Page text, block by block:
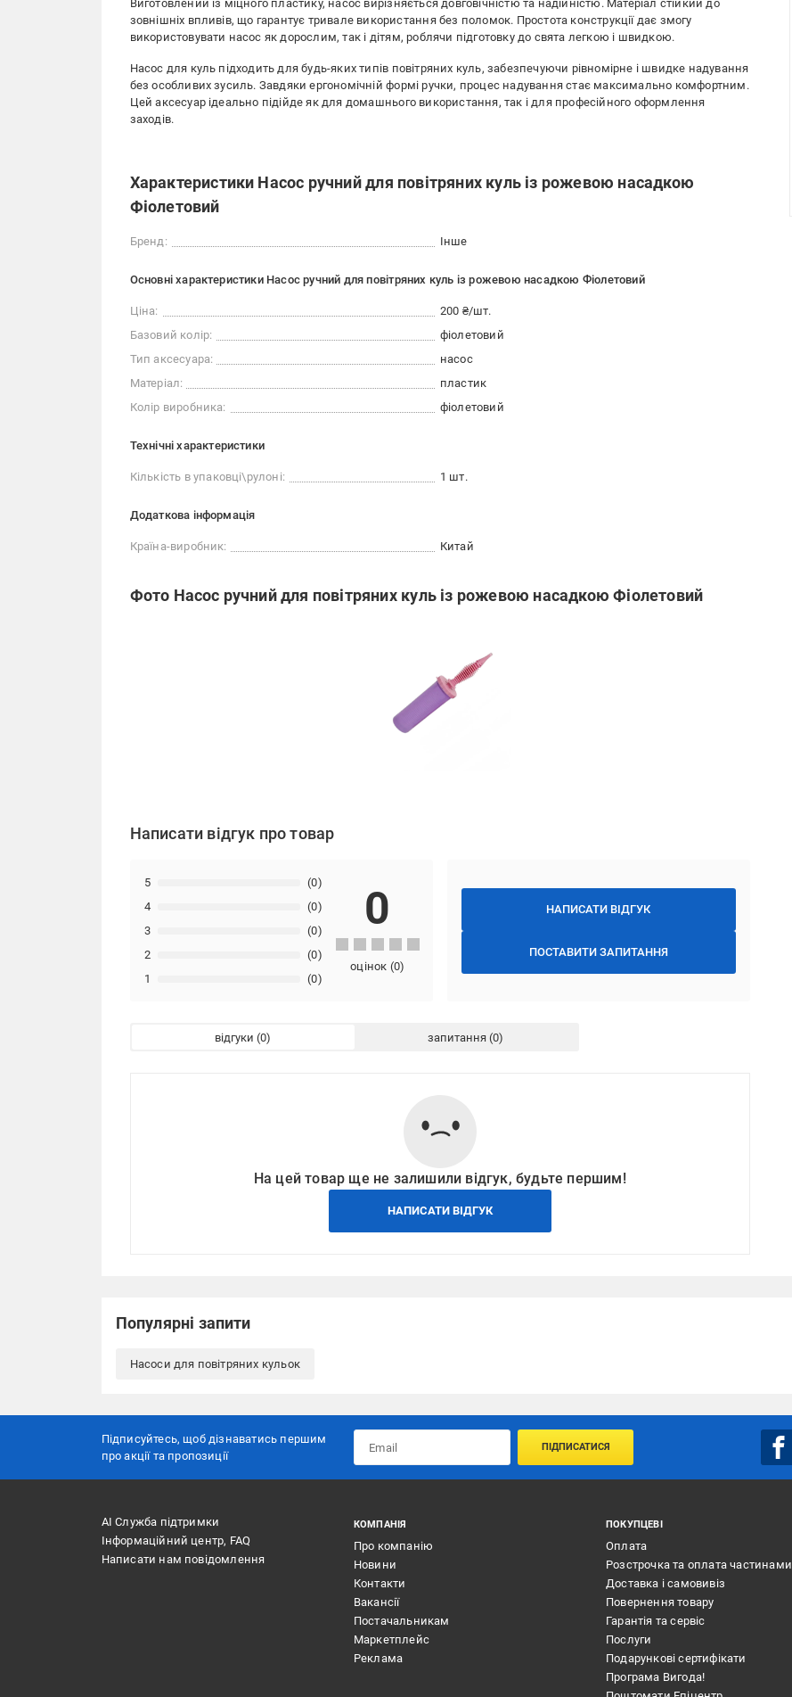
Виготовлений із міцного пластику, насос вирізняється довговічністю та надійністю. Матеріал стійкий до
зовнішніх впливів, що гарантує тривале використання без поломок. Простота конструкції дає змогу
використовувати насос як дорослим, так і дітям, роблячи підготовку до свята легкою і швидкою.
Насос для куль підходить для будь-яких типів повітряних куль, забезпечуючи рівномірне і швидке надування
без особливих зусиль. Завдяки ергономічній формі ручки, процес надування стає максимально комфортним.
Цей аксесуар ідеально підійде як для домашнього використання, так і для професійного оформлення
заходів.
Характеристики Насос ручний для повітряних куль із рожевою насадкою
Фіолетовий
Бренд: Інше
Основні характеристики Насос ручний для повітряних куль із рожевою насадкою Фіолетовий
Ціна:
200 ₴/шт.
Базовий колір:
фіолетовий
Тип аксесуара:
насос
Матеріал:
пластик
Колір виробника:
фіолетовий
Технічні характеристики
Кількість в упаковці\рулоні: 1 шт.
Додаткова інформація
Країна-виробник: Китай
Фото Насос ручний для повітряних куль із рожевою насадкою Фіолетовий
Написати відгук про товар
НАПИСАТИ ВІДГУК
ПОСТАВИТИ ЗАПИТАННЯ
1 (0)
2 (0)
3 (0)
4 (0)
5 (0)
0
оцінок (0)
відгуки запитання
На цей товар ще не залишили відгук, будьте першим!
НАПИСАТИ ВІДГУК
Популярні запити
Насоси для повітряних кульок
Підписуйтесь, щоб дізнаватись першим
про акції та пропозиції
ПІДПИСАТИСЯ
АІ Служба підтримки
Інформаційний центр, FAQ
Написати нам повідомлення
КОМПАНІЯ
Про компанію
Новини
Контакти
Вакансії
Постачальникам
Маркетплейс
Реклама
ПОКУПЦЕВІ
Оплата
Розстрочка та оплата частинами
Доставка і самовивіз
Повернення товару
Гарантія та сервіс
Послуги
Подарункові сертифікати
Програма Вигода!